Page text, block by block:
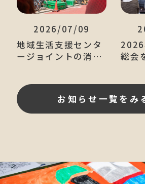
2026/07/09
地域生活支援センタ
ージョイントの消防
総会
お知らせ一覧をみ